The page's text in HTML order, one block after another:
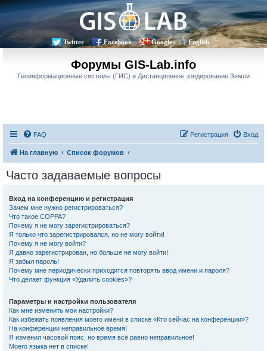
Twitter Facebook Google+ English
Форумы GIS-Lab.info
Геоинформационные системы (ГИС) и Дистанционное зондирование Земли
FAQ Вход
Регистрация
На главную Список форумов
Часто задаваемые вопросы
Вход на конференцию и регистрация
Зачем мне нужно регистрироваться?
Что такое COPPA?
Почему я не могу зарегистрироваться?
Я только что зарегистрировался, но не могу войти!
Почему я не могу войти?
Я давно зарегистрирован, но больше не могу войти!
Я забыл пароль!
Почему мне периодически приходится повторять ввод имени и пароля?
Что делает функция «Удалить cookies»?
Параметры и настройки пользователя
Как мне изменить мои настройки?
Как избежать появления моего имени в списке «Кто сейчас на конференции»?
На конференции неправильное время!
Я изменил часовой пояс, но время всё равно неправильное!
Моего языка нет в списке!